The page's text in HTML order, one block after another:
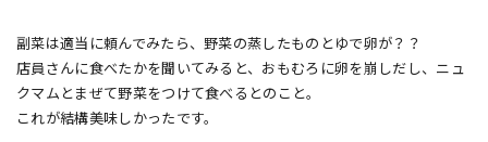
副菜は適当に頼んでみたら、野菜の蒸したものとゆで卵が？？
店員さんに食べたかを聞いてみると、おもむろに卵を崩しだし、ニュ
クマムとまぜて野菜をつけて食べるとのこと。
これが結構美味しかったです。